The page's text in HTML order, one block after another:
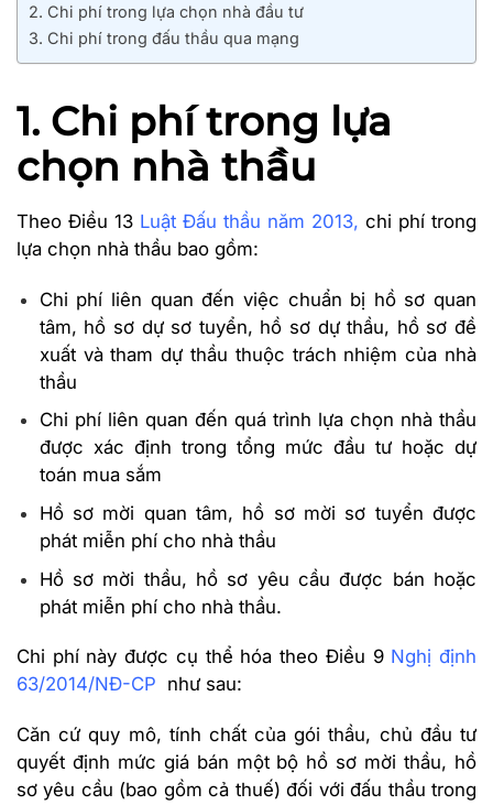
2. Chi phí trong lựa chọn nhà đầu tư
3. Chi phí trong đấu thầu qua mạng
1. Chi phí trong lựa
chọn nhà thầu
Theo Điều 13 Luật Đấu thầu năm 2013, chi phí trong
lựa chọn nhà thầu bao gồm:
Chi phí liên quan đến việc chuẩn bị hồ sơ quan
tâm, hồ sơ dự sơ tuyển, hồ sơ dự thầu, hồ sơ đề
xuất và tham dự thầu thuộc trách nhiệm của nhà
thầu
Chi phí liên quan đến quá trình lựa chọn nhà thầu
được xác định trong tổng mức đầu tư hoặc dự
toán mua sắm
Hồ sơ mời quan tâm, hồ sơ mời sơ tuyển được
phát miễn phí cho nhà thầu
Hồ sơ mời thầu, hồ sơ yêu cầu được bán hoặc
phát miễn phí cho nhà thầu.
Chi phí này được cụ thể hóa theo Điều 9 Nghị định
63/2014/NĐ-CP như sau:
Căn cứ quy mô, tính chất của gói thầu, chủ đầu tư
quyết định mức giá bán một bộ hồ sơ mời thầu, hồ
sơ yêu cầu (bao gồm cả thuế) đối với đấu thầu trong